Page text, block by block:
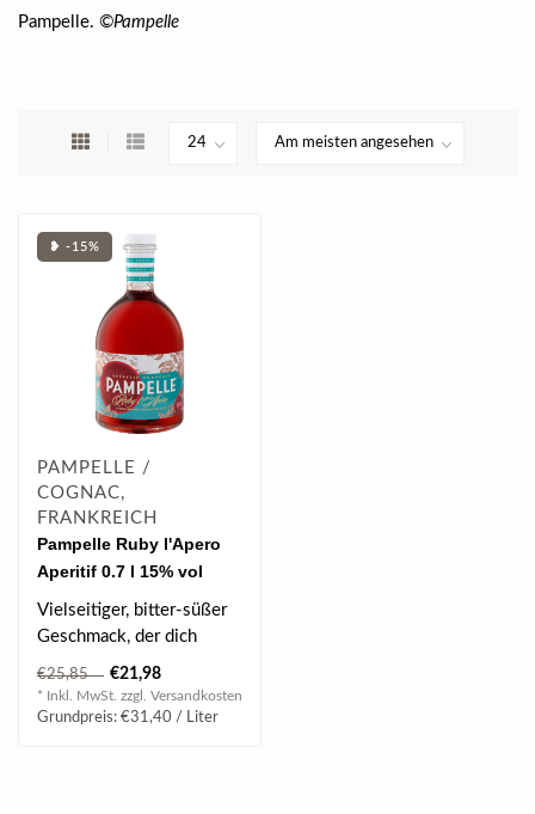
Pampelle. ©Pampelle
❥ -15%
PAMPELLE /
COGNAC,
FRANKREICH
Pampelle Ruby l'Apero
Aperitif 0.7 l 15% vol
Vielseitiger, bitter-süßer
Geschmack, der dich
einfach nur verzaubert...
€25,85 €21,98
* Inkl. MwSt. zzgl. Versandkosten
Grundpreis: €31,40 / Liter